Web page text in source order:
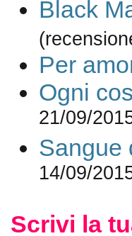
Black
Per
Ogni
21/09/
Sangue
14/09/
Scrivi la